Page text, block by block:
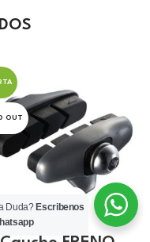
OUT
Duda? Escribenos